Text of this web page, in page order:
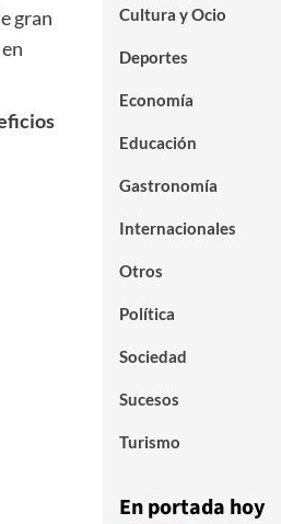
gran
Cultura y Ocio
Deportes
Economía
Educación
Gastronomía
Internacionales
Otros
Política
Sociedad
Sucesos
Turismo
En portada hoy